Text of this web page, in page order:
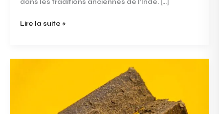
dans les traditions anciennes de l’Inde. […]
Lire la suite »